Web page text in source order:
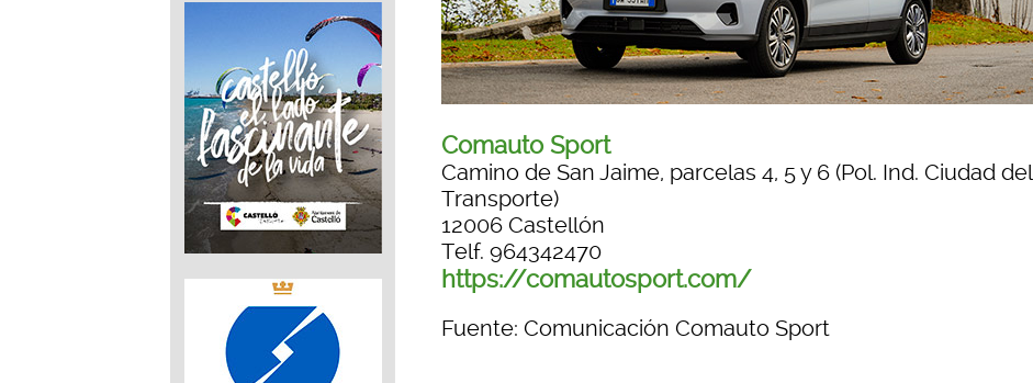
Comauto Sport
Camino de San Jaime, parcelas 4, 5 y 6 (Pol. Ind. Ciudad del
Transporte)
12006 Castellón
Telf. 964342470
https://comautosport.com/
Fuente: Comunicación Comauto Sport